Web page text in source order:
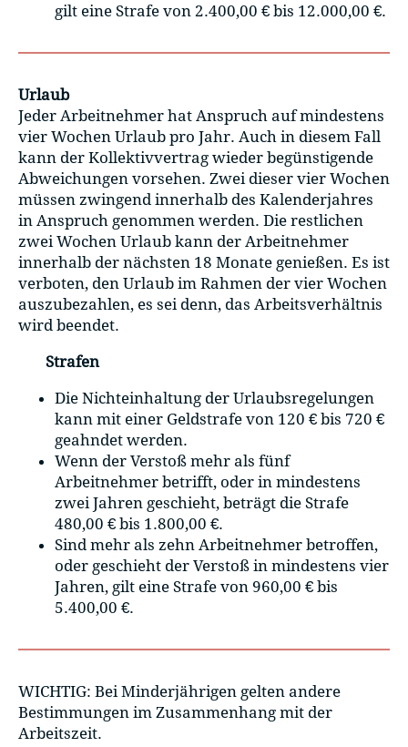
gilt eine Strafe von 2.400,00 € bis 12.000,00 €.
Urlaub
Jeder Arbeitnehmer hat Anspruch auf mindestens
vier Wochen Urlaub pro Jahr. Auch in diesem Fall
kann der Kollektivvertrag wieder begünstigende
Abweichungen vorsehen. Zwei dieser vier Wochen
müssen zwingend innerhalb des Kalenderjahres
in Anspruch genommen werden. Die restlichen
zwei Wochen Urlaub kann der Arbeitnehmer
innerhalb der nächsten 18 Monate genießen. Es ist
verboten, den Urlaub im Rahmen der vier Wochen
auszubezahlen, es sei denn, das Arbeitsverhältnis
wird beendet.
Strafen
Die Nichteinhaltung der Urlaubsregelungen
kann mit einer Geldstrafe von 120 € bis 720 €
geahndet werden.
Wenn der Verstoß mehr als fünf
Arbeitnehmer betrifft, oder in mindestens
zwei Jahren geschieht, beträgt die Strafe
480,00 € bis 1.800,00 €.
Sind mehr als zehn Arbeitnehmer betroffen,
oder geschieht der Verstoß in mindestens vier
Jahren, gilt eine Strafe von 960,00 € bis
5.400,00 €.
WICHTIG: Bei Minderjährigen gelten andere
Bestimmungen im Zusammenhang mit der
Arbeitszeit.